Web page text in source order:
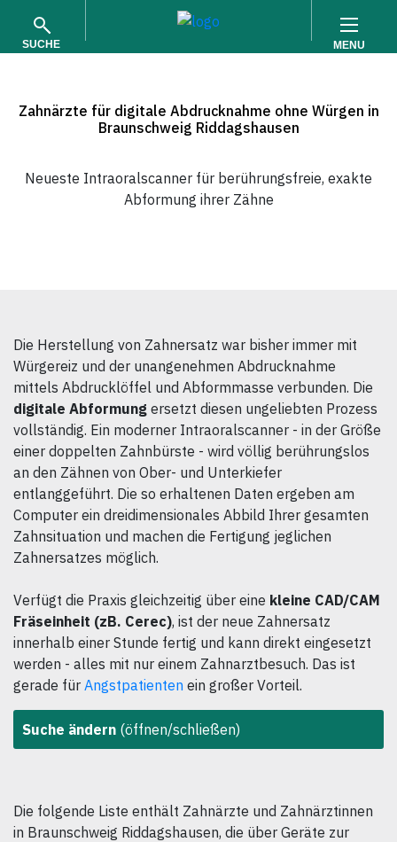
SUCHE MENU
Zahnärzte für digitale Abdrucknahme ohne Würgen in
Braunschweig Riddagshausen
Neueste Intraoralscanner für berührungsfreie, exakte
Abformung ihrer Zähne
Die Herstellung von Zahnersatz war bisher immer mit
Würgereiz und der unangenehmen Abdrucknahme
mittels Abdrucklöffel und Abformmasse verbunden. Die
digitale Abformung ersetzt diesen ungeliebten Prozess
vollständig. Ein moderner Intraoralscanner - in der Größe
einer doppelten Zahnbürste - wird völlig berührungslos
an den Zähnen von Ober- und Unterkiefer
entlanggeführt. Die so erhaltenen Daten ergeben am
Computer ein dreidimensionales Abbild Ihrer gesamten
Zahnsituation und machen die Fertigung jeglichen
Zahnersatzes möglich.
Verfügt die Praxis gleichzeitig über eine kleine CAD/CAM
Fräseinheit (zB. Cerec), ist der neue Zahnersatz
innerhalb einer Stunde fertig und kann direkt eingesetzt
werden - alles mit nur einem Zahnarztbesuch. Das ist
gerade für Angstpatienten ein großer Vorteil.
Suche ändern (öffnen/schließen)
Die folgende Liste enthält Zahnärzte und Zahnärztinnen
in Braunschweig Riddagshausen, die über Geräte zur